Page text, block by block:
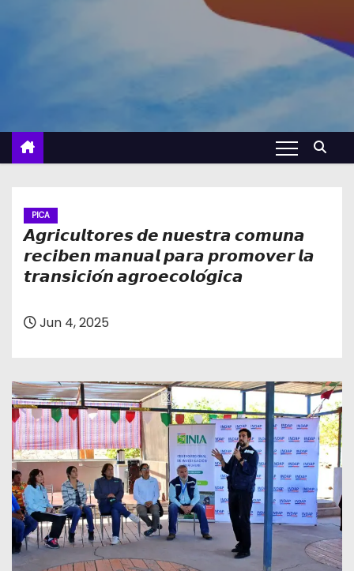
PICA
𝘼𝙜𝙧𝙞𝙘𝙪𝙡𝙩𝙤𝙧𝙚𝙨 𝙙𝙚 𝙣𝙪𝙚𝙨𝙩𝙧𝙖 𝙘𝙤𝙢𝙪𝙣𝙖
𝙧𝙚𝙘𝙞𝙗𝙚𝙣 𝙢𝙖𝙣𝙪𝙖𝙡 𝙥𝙖𝙧𝙖 𝙥𝙧𝙤𝙢𝙤𝙫𝙚𝙧 𝙡𝙖
𝙩𝙧𝙖𝙣𝙨𝙞𝙘𝙞𝙤́𝙣 𝙖𝙜𝙧𝙤𝙚𝙘𝙤𝙡𝙤́𝙜𝙞𝙘𝙖
Jun 4, 2025